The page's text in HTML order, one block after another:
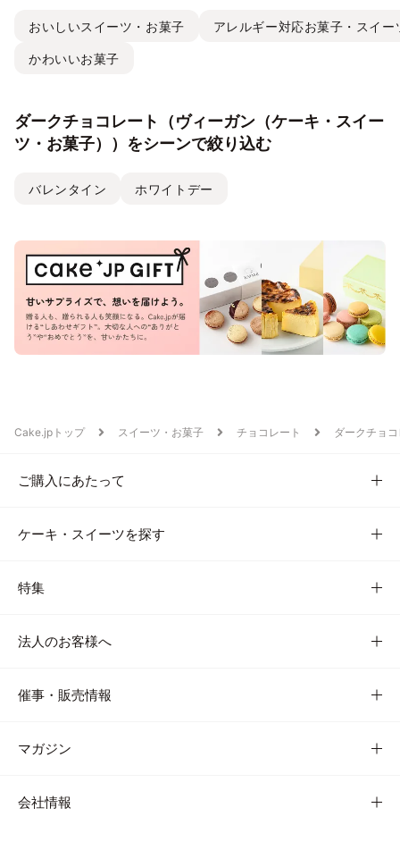
おいしいスイーツ・お菓子 アレルギー対応お菓子・スイー
かわいいお菓子
ダークチョコレート（ヴィーガン（ケーキ・スイー
ツ・お菓子））をシーンで絞り込む
バレンタイン ホワイトデー
Cake.jpトップ スイーツ・お菓子 チョコレート ダークチョ
ご購入にあたって
ケーキ・スイーツを探す
特集
法人のお客様へ
催事・販売情報
マガジン
会社情報